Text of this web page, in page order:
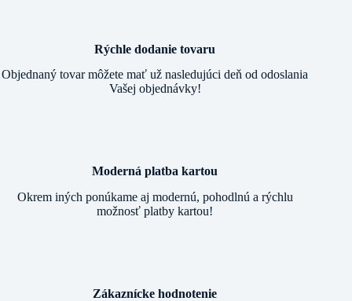
Rýchle dodanie tovaru
Objednaný tovar môžete mať už nasledujúci deň od odoslania
Vašej objednávky!
Moderná platba kartou
Okrem iných ponúkame aj modernú, pohodlnú a rýchlu
možnosť platby kartou!
Zákaznícke hodnotenie